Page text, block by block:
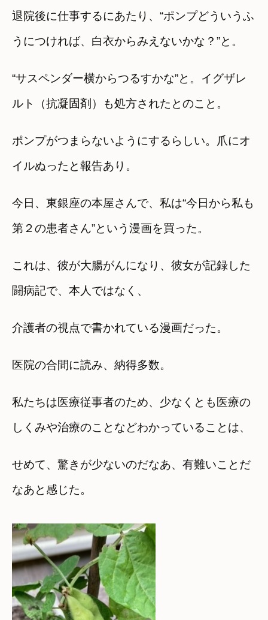
退院後に仕事するにあたり、“ポンプどういうふ
うにつければ、白衣からみえないかな？”と。
“サスペンダー横からつるすかな”と。イグザレ
ルト（抗凝固剤）も処方されたとのこと。
ポンプがつまらないようにするらしい。爪にオ
イルぬったと報告あり。
今日、東銀座の本屋さんで、私は“今日から私も
第２の患者さん”という漫画を買った。
これは、彼が大腸がんになり、彼女が記録した
闘病記で、本人ではなく、
介護者の視点で書かれている漫画だった。
医院の合間に読み、納得多数。
私たちは医療従事者のため、少なくとも医療の
しくみや治療のことなどわかっていることは、
せめて、驚きが少ないのだなあ、有難いことだ
なあと感じた。